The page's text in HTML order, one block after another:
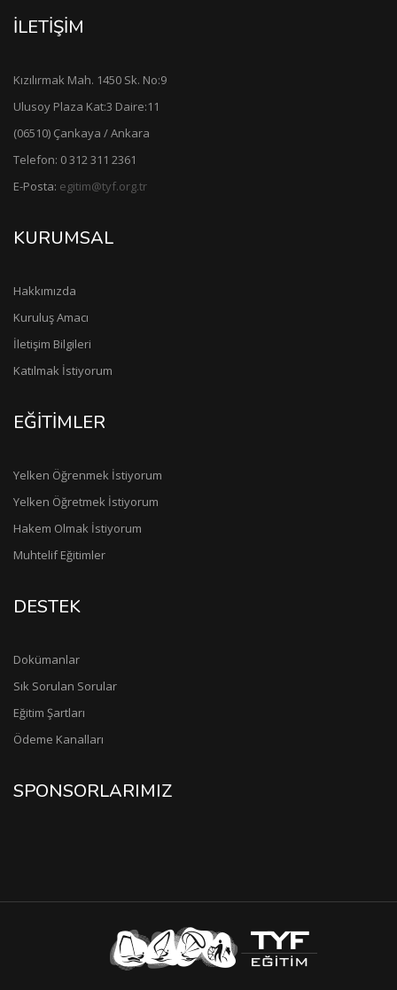
İLETİŞİM
Kızılırmak Mah. 1450 Sk. No:9
Ulusoy Plaza Kat:3 Daire:11
(06510) Çankaya / Ankara
Telefon: 0 312 311 2361
E-Posta: egitim@tyf.org.tr
KURUMSAL
Hakkımızda
Kuruluş Amacı
İletişim Bilgileri
Katılmak İstiyorum
EĞİTİMLER
Yelken Öğrenmek İstiyorum
Yelken Öğretmek İstiyorum
Hakem Olmak İstiyorum
Muhtelif Eğitimler
DESTEK
Dokümanlar
Sık Sorulan Sorular
Eğitim Şartları
Ödeme Kanalları
SPONSORLARIMIZ